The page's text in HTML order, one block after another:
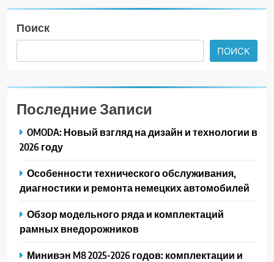
Поиск
ПОИСК
Последние Записи
OMODA: Новый взгляд на дизайн и технологии в
2026 году
Особенности технического обслуживания,
диагностики и ремонта немецких автомобилей
Обзор модельного ряда и комплектаций
рамных внедорожников
Минивэн M8 2025-2026 годов: комплектации и